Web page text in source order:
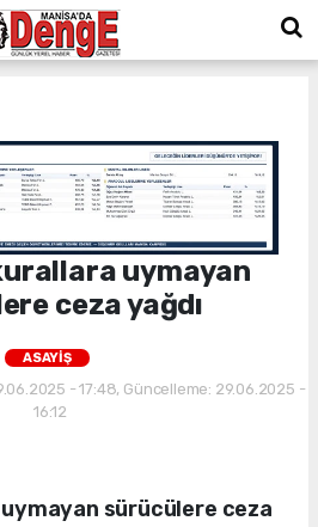
uymayan
ceza yağdı
ASAYİŞ
- 17:48, Güncelleme: 29.06.2025 -
16:12
uymayan sürücülere ceza